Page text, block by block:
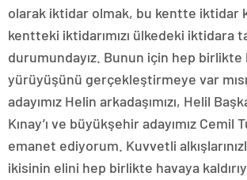
olarak iktidar olmak, bu kentte iktidar
kentteki iktidarımızı ülkedeki iktidara
durumundayız. Bunun için hep
yürüyüşünü gerçekleştirmeye var
adayımız Helin arkadaşımızı, Helil
Kınay’ı ve büyükşehir adayımız Cemil
emanet ediyorum. Kuvvetli
ikisinin elini hep birlikte havaya